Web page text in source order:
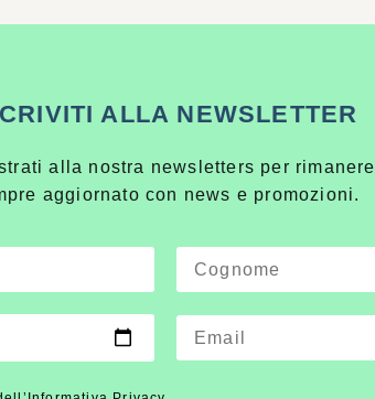
ALLA NEWSLETTER
alla nostra newsletters per rimanere
aggiornato con news e promozioni.